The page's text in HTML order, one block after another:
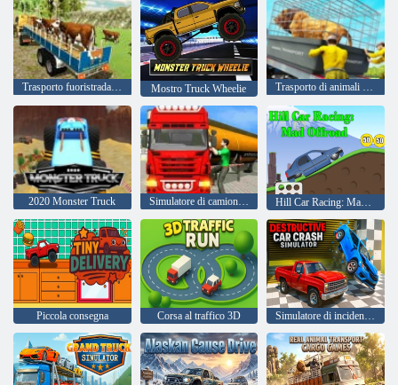
Trasporto fuoristrada di camion di animali Mostro Truck Wheelie Trasporto di animali da fattoria
2020 Monster Truck Simulatore di camion trasportatore di petroliere Hill Car Racing: Mad Offroad
Piccola consegna Corsa al traffico 3D Simulatore di incidente automobilistico distruttivo